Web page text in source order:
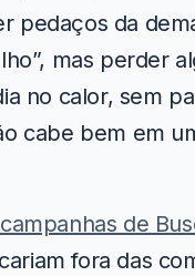
pedaços da
mas perder
no calor, sem
cabe bem em
de
fora das